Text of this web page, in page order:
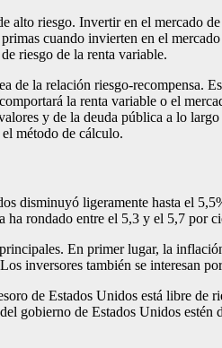
alto riesgo. Invertir en el mercado
cuando invierten en el
riesgo de la renta variable.
de la relación riesgo-recompensa.
la renta variable o el
y de la deuda pública a lo
método de cálculo.
disminuyó ligeramente hasta el
rondado entre el 5,3 y el 5,7 por
En primer lugar, la
inversores también se interesan
de Estados Unidos está libre
gobierno de Estados Unidos